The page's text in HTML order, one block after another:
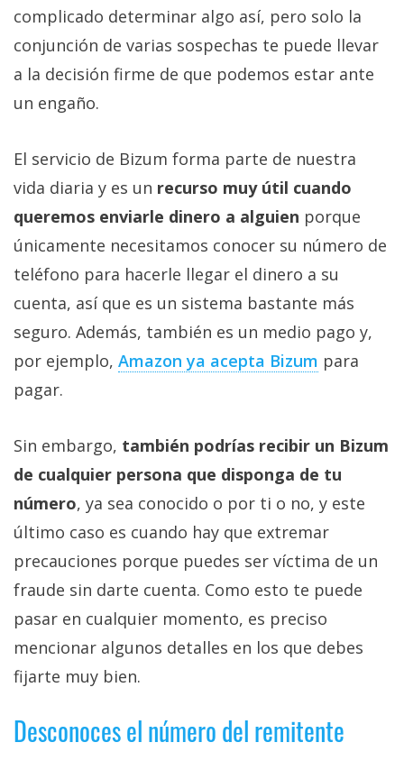
+
Más
temas
Foros
Contacto
/
Sobre
nosotros
/
Publicidad
Cambiar
de
privacidad
Aviso
Legal
El medio de
digital donde
todas las
noticias sobre
tecnología,
ordenadores,
apps,
complicado determinar algo así, pero solo la
conjunción de varias sospechas te puede llevar
a la decisión firme de que podemos estar ante
un engaño.
El servicio de Bizum forma parte de nuestra
vida diaria y es un recurso muy útil cuando
queremos enviarle dinero a alguien porque
únicamente necesitamos conocer su número de
teléfono para hacerle llegar el dinero a su
cuenta, así que es un sistema bastante más
seguro. Además, también es un medio pago y,
por ejemplo, Amazon ya acepta Bizum para
pagar.
Sin embargo, también podrías recibir un Bizum
de cualquier persona que disponga de tu
número, ya sea conocido o por ti o no, y este
último caso es cuando hay que extremar
precauciones porque puedes ser víctima de un
fraude sin darte cuenta. Como esto te puede
pasar en cualquier momento, es preciso
mencionar algunos detalles en los que debes
fijarte muy bien.
Desconoces el número del remitente